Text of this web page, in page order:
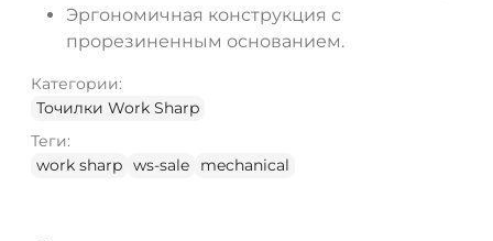
Эргономичная конструкция с
прорезиненным основанием.
Категории:
Точилки Work Sharp
Теги:
work sharp ws-sale mechanical